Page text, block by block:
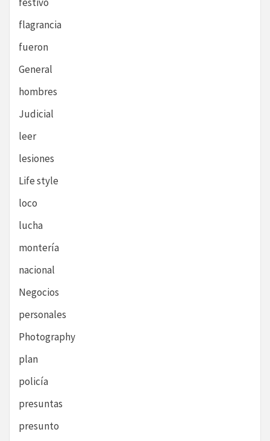
flagrancia
fueron
General
hombres
Judicial
leer
lesiones
Life style
loco
lucha
montería
nacional
Negocios
personales
Photography
plan
policía
presuntas
presunto